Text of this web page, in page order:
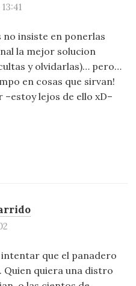
no insiste en ponerlas
la mejor solucion
y olvidarlas)… pero…
en cosas que sirvan!
lejos de ello xD–
intentar que el panadero
Quien quiera una distro